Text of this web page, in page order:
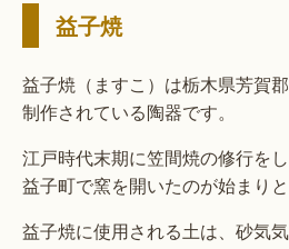
益子焼
益子焼（ますこ）は栃木県芳賀
制作されている陶器です。
江戸時代末期に笠間焼の修行を
益子町で窯を開いたのが始まりと
益子焼に使用される土は、砂気